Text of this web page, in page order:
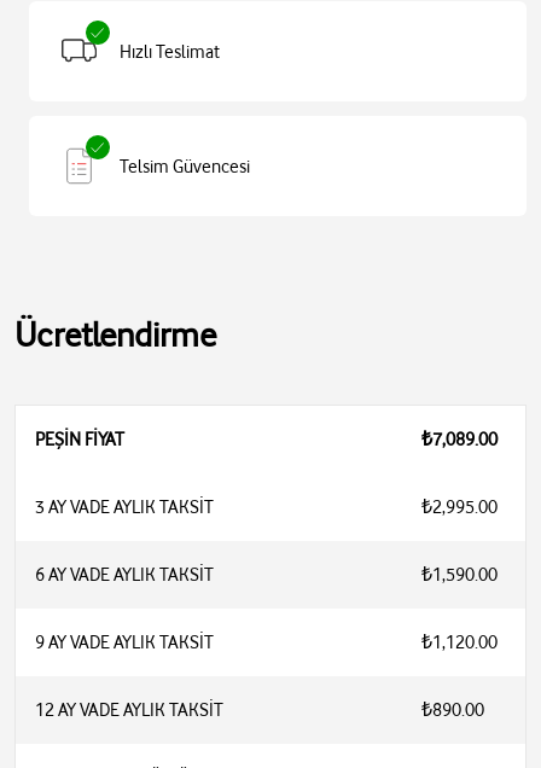
Hızlı Teslimat
Telsim Güvencesi
Ücretlendirme
PEŞİN FİYAT ₺7,089.00
3 AY VADE AYLIK TAKSİT ₺2,995.00
6 AY VADE AYLIK TAKSİT ₺1,590.00
9 AY VADE AYLIK TAKSİT ₺1,120.00
12 AY VADE AYLIK TAKSİT ₺890.00